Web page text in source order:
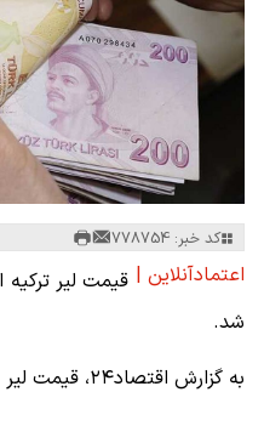
کد خبر: 778754
اعتمادآنلاین |
شد.
به گزارش اقتصاد۲۴، قیمت لیر امروز ۳ هزار و ۳۶۰ تومان است.